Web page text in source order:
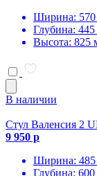
Ширина:
Глубина:
Высота: 825
В наличии
Стул Валенсия 2
9 950 р
Ширина:
Глубина: